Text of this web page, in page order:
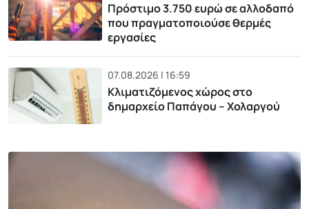
Πρόστιμο 3.750 ευρώ σε αλλοδαπό
που πραγματοποιούσε θερμές
εργασίες
07.08.2026 | 16:59
Κλιματιζόμενος χώρος στο
δημαρχείο Παπάγου – Χολαργού